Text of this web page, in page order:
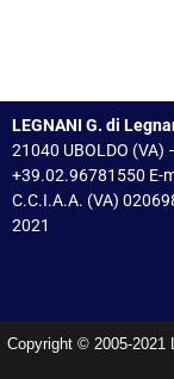
LEGNANI G. di
21040 UBOLDO (VA)
+39.02.96781550 E-
C.C.I.A.A. (VA)
2021
Copyright © 2005-2021